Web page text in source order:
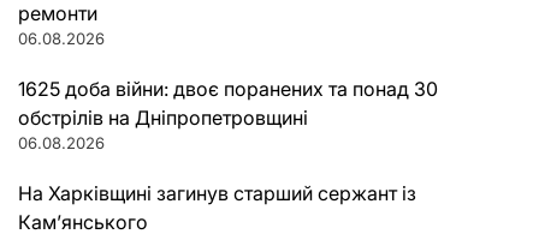
ремонти
06.08.2026
1625 доба війни: двоє поранених та понад 30
обстрілів на Дніпропетровщині
06.08.2026
На Харківщині загинув старший сержант із
Кам’янського